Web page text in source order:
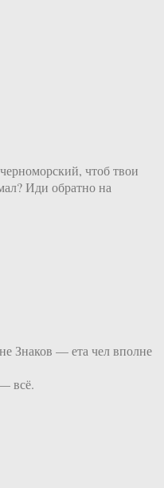
чтоб твои
Иди обратно на
Знаков — ета чел вполне
всё.